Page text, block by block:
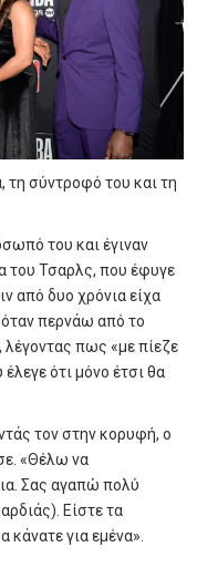
τη σύντροφό του και τη
του και έγιναν
του Τσαρλς, που έφυγε
από δυο χρόνια είχα
περνάω από το
λέγοντας πως «με πίεζε
ότι μόνο έτσι θα
τον στην κορυφή, ο
«Θέλω να
Σας αγαπώ πολύ
Είστε τα
για εμένα».